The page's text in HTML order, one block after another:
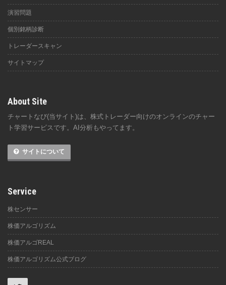
演習問題
個別銘柄診断
トレーダースキャン
サイトマップ
About Site
チャートなび(当サイト)は、株式トレーダー向けのオンラインのチャー
ト学習サービスです。AI分析もやってます。
サイトについて
Service
株センサー
株価アルゴリズム
株価アルゴREAL
株価アルゴリズム公式ブログ